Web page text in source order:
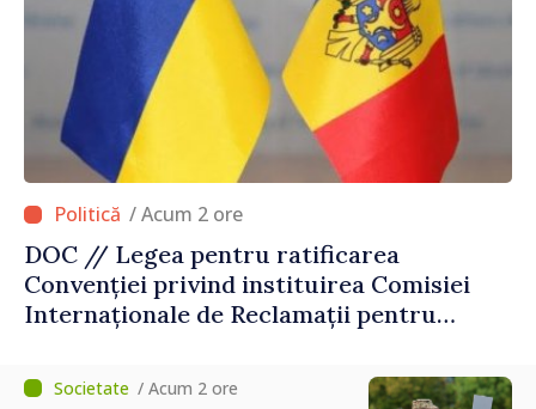
/ Acum 2 ore
DOC // Legea pentru ratificarea
Convenției privind instituirea Comisiei
Internaționale de Reclamații pentru
/ Acum 2 ore